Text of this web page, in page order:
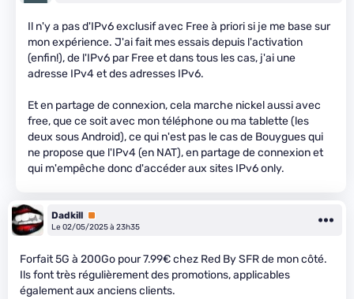
Il n'y a pas d'IPv6 exclusif avec Free à priori si je me base sur
mon expérience. J'ai fait mes essais depuis l'activation
(enfin!), de l'IPv6 par Free et dans tous les cas, j'ai une
adresse IPv4 et des adresses IPv6.
Et en partage de connexion, cela marche nickel aussi avec
free, que ce soit avec mon téléphone ou ma tablette (les
deux sous Android), ce qui n'est pas le cas de Bouygues qui
ne propose que l'IPv4 (en NAT), en partage de connexion et
qui m'empêche donc d'accéder aux sites IPv6 only.
Dadkill Premium
Le 02/05/2025 à 23h35
Forfait 5G à 200Go pour 7.99€ chez Red By SFR de mon côté.
Ils font très régulièrement des promotions, applicables
également aux anciens clients.